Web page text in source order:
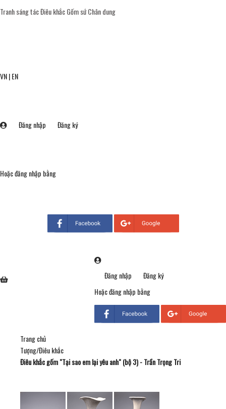
Tranh sáng tácĐiêu khắcGốm sứChân dung
VN|EN
Đăng nhập Đăng ký
Hoặc đăng nhập bằng
Đăng nhập
Đăng ký
Hoặc đăng nhập bằng
Trang chủ
Tượng/Điêu khắc
Điêu khắc gốm "Tại sao em lại yêu anh" (bộ 3) - Trần Trọng Tri